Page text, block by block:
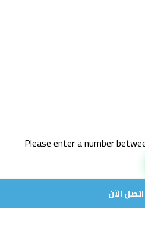
اتصل الآن
Please enter a number